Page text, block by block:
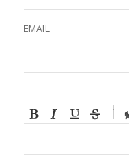
EMAIL
-
-
-